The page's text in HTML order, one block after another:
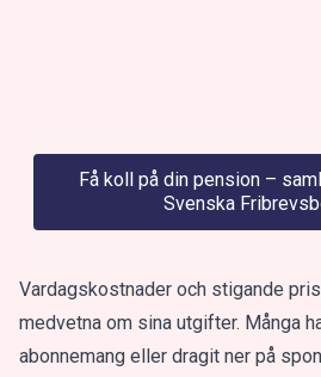
Få koll på din pension –
Svenska
Vardagskostnader och stigande
medvetna om sina utgifter. Många
abonnemang eller dragit ner på